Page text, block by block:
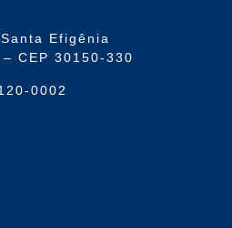
Efigênia
CEP 30150-330
0002